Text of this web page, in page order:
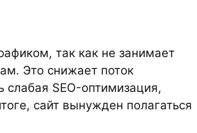
так как не занимает
Это снижает поток
слабая SEO-оптимизация,
сайт вынужден полагаться